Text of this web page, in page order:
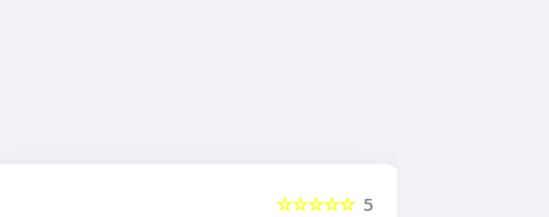
5
☆☆☆☆☆